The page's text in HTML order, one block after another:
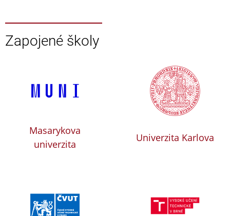
Zapojené školy
Masarykova
univerzita
Univerzita Karlova